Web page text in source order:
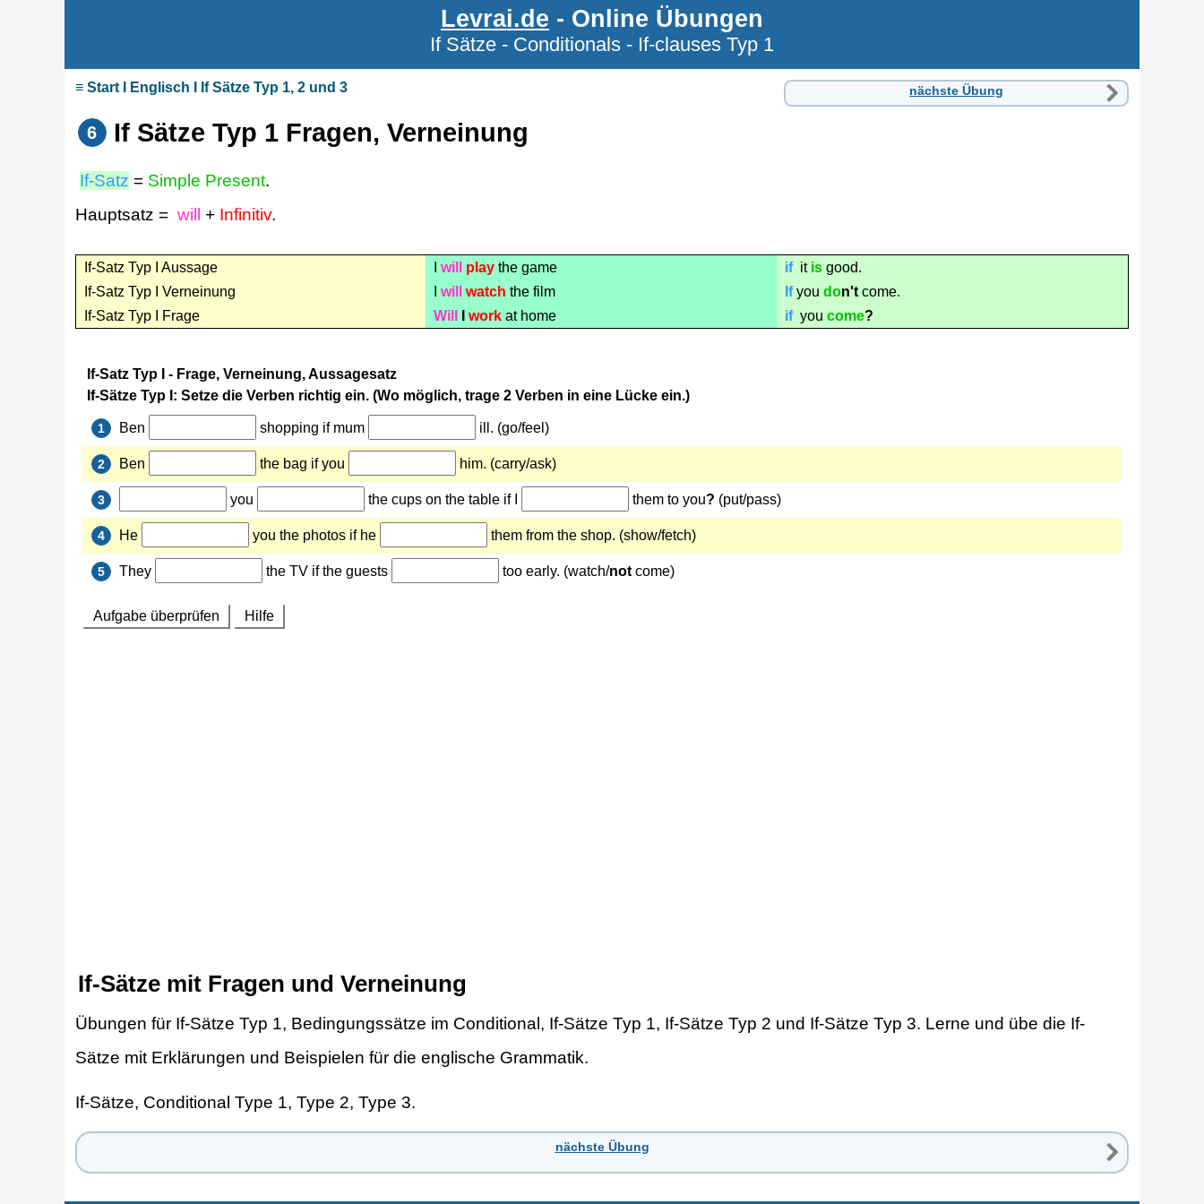
Levrai.de - Online Übungen
If Sätze - Conditionals - If-clauses Typ 1
≡ Start I Englisch I If Sätze Typ 1, 2 und 3 nächste Übung
6 If Sätze Typ 1 Fragen, Verneinung
If-Satz = Simple Present.
Hauptsatz = will + Infinitiv.
If-Satz Typ I Aussage will playthe game ifit isgood.
If-Satz Typ I Verneinung
will watch the film Ifyou don'tcome.
If-Satz Typ I Frage
Will workat home ifyou come?
If-Sätze mit Fragen und Verneinung
Übungen für If-Sätze Typ 1, Bedingungssätze im Conditional, If-Sätze Typ 1, If-Sätze Typ 2 und If-Sätze Typ 3. Lerne und übe die If-
Sätze mit Erklärungen und Beispielen für die englische Grammatik.
If-Sätze, Conditional Type 1, Type 2, Type 3.
nächste Übung